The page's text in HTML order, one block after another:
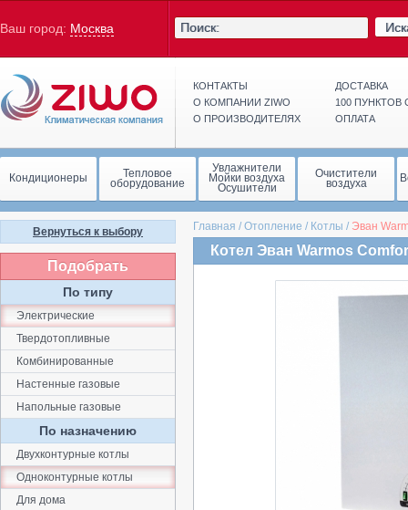
Ваш город: Москва
КОНТАКТЫ
О КОМПАНИИ ZIWO
О ПРОИЗВОДИТЕЛЯХ
ДОСТАВКА
100
ОПЛАТА
Кондиционеры Тепловое
оборудование
Увлажнители
Мойки воздуха
Осушители
Очистители
воздуха
Главная / Отопление / Котлы / Эван
Котел Эван Warmos
Вернуться к выбору
Подобрать
По типу
Электрические
Твердотопливные
Комбинированные
Настенные газовые
Напольные газовые
По назначению
Двухконтурные котлы
Одноконтурные котлы
Для дома